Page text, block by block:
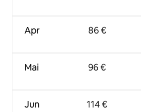
Apr
Mai
Jun
86 €
96 €
114 €